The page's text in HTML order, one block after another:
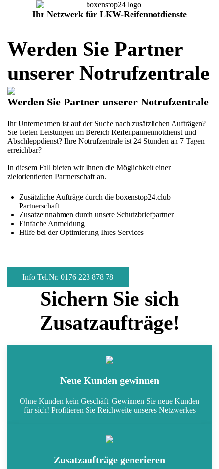
Ihr Netzwerk für LKW-Reifennotdienste
Werden Sie Partner
unserer Notrufzentrale
Werden Sie Partner unserer Notrufzentrale
Ihr Unternehmen ist auf der Suche nach zusätzlichen Aufträgen?
Sie bieten Leistungen im Bereich Reifenpannennotdienst und
Abschleppdienst? Ihre Notrufzentrale ist 24 Stunden an 7 Tagen
erreichbar?
In diesem Fall bieten wir Ihnen die Möglichkeit einer
zielorientierten Partnerschaft an.
Zusätzliche Aufträge durch die boxenstop24.club
Partnerschaft
Zusatzeinnahmen durch unsere Schutzbriefpartner
Einfache Anmeldung
Hilfe bei der Optimierung Ihres Services
Info Tel.Nr. 0176 223 878 78
Sichern Sie sich
Zusatzaufträge!
Neue Kunden gewinnen
Ohne Kunden kein Geschäft: Gewinnen Sie neue Kunden
für sich! Profitieren Sie Reichweite unseres Netzwerkes
Zusatzaufträge generieren